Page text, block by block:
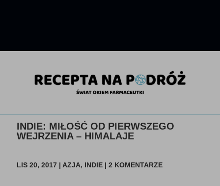
INDIE: MIŁOŚĆ OD PIERWSZEGO
WEJRZENIA – HIMALAJE
LIS 20, 2017| AZJA, INDIE| 2 KOMENTARZE